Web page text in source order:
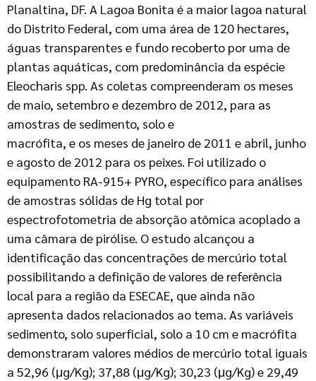
Planaltina, DF. A Lagoa Bonita é a maior lagoa natural
do Distrito Federal, com uma área de 120 hectares,
águas transparentes e fundo recoberto por uma de
plantas aquáticas, com predominância da espécie
Eleocharis spp. As coletas compreenderam os meses
de maio, setembro e dezembro de 2012, para as
amostras de sedimento, solo e
macrófita, e os meses de janeiro de 2011 e abril, junho
e agosto de 2012 para os peixes. Foi utilizado o
equipamento RA-915+ PYRO, específico para análises
de amostras sólidas de Hg total por
espectrofotometria de absorção atômica acoplado a
uma câmara de pirólise. O estudo alcançou a
identificação das concentrações de mercúrio total
possibilitando a definição de valores de referência
local para a região da ESECAE, que ainda não
apresenta dados relacionados ao tema. As variáveis
sedimento, solo superficial, solo a 10 cm e macrófita
demonstraram valores médios de mercúrio total iguais
a 52,96 (μg/Kg); 37,88 (μg/Kg); 30,23 (μg/Kg) e 29,49